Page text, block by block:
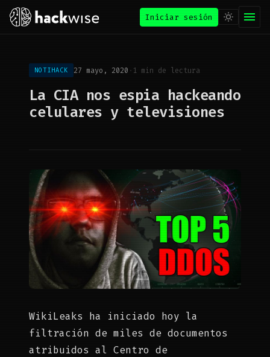
Iniciar sesión
NOTIHACK 27 mayo, 2020 · 1 min de lectura
La CIA nos espia hackeando
celulares y televisiones
WikiLeaks ha iniciado hoy la
filtración de miles de documentos
atribuidos al Centro de